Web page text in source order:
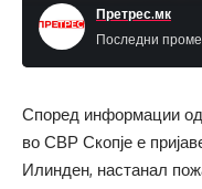
Последни
Претрес.мк
Според информации
во СВР Скопје е
Илинден, настанал